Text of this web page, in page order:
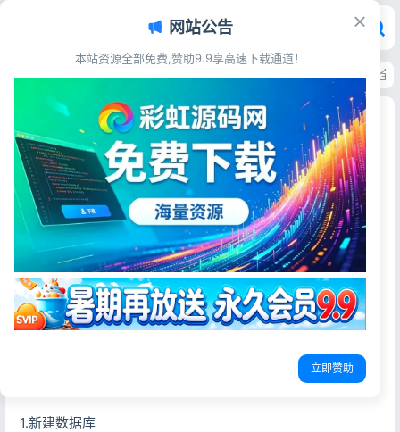
首页>源码资源>聊天通讯>无限建群H5聊天室系统 即时通讯带语音提醒全
无限建群H5聊天室系统 即时通讯带语音提醒全套
聊天源码
彩虹源码网
2026-06-20更新于2026-06-20 20阅读
源码简介
可无限创建群组的H5聊天室系统，具备实时即时沟通与消息
语音提醒功能，源码完整可用，上手简单，适合快速搭建网
页社交、客服社群、私域聊天平台。
1.新建数据库
网站公告
本站资源全部免费,赞助9.9享高速下载通道！
立即赞助